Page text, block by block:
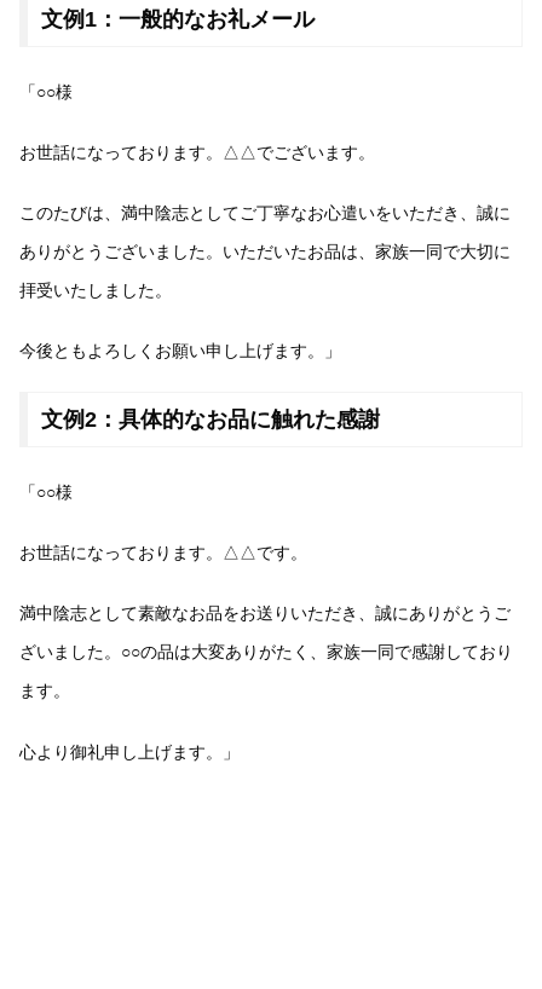
文例1：一般的なお礼メール
「○○様
お世話になっております。△△でございます。
このたびは、満中陰志としてご丁寧なお心遣いをいただき、誠に
ありがとうございました。いただいたお品は、家族一同で大切に
拝受いたしました。
今後ともよろしくお願い申し上げます。」
文例2：具体的なお品に触れた感謝
「○○様
お世話になっております。△△です。
満中陰志として素敵なお品をお送りいただき、誠にありがとうご
ざいました。○○の品は大変ありがたく、家族一同で感謝しており
ます。
心より御礼申し上げます。」